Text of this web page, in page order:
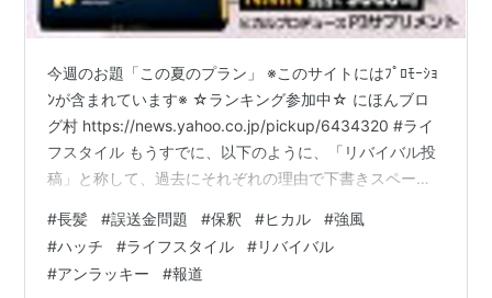
今週のお題「この夏のプラン」 ※このサイトにはﾌﾟﾛﾓｰｼｮ
ﾝが含まれています※ ☆ランキング参加中☆ にほんブロ
グ村 https://news.yahoo.co.jp/pickup/6434320 #ライ
フスタイル もうすでに、以下のように、「リバイバル投
稿」と称して、過去にそれぞれの理由で下書きスペース
２４年夏のプランの１つとして、夏の過去記事をいくつ
かリバイバルさせるよ～。 hatch51.com hatch51.com
この作業に際して、思うことの一つに、ニュースサイト
#長髪 #誤送金問題 #保釈 #ヒカル #強風
#ハッチ #ライフスタイル #リバイバル
#アンラッキー #報道